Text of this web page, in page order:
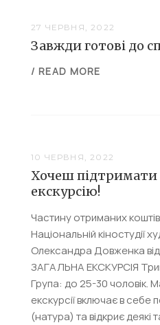
27 ЧЕРВНЯ, 2022
Завжди готові до
/ READ MORE
10 ЧЕРВНЯ, 2022
Хочеш підтримати
екскурсію!
Частину отриманих
Національній кіностудії
Олександра Довженка
ЗАГАЛЬНА ЕКСКУРСІЯ
Група: до 25-30 чоловік.
екскурсії включає в себе
(натура) та відкриє деякі